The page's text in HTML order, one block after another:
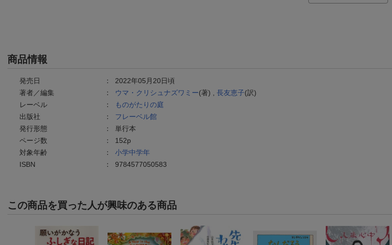
商品情報
発売日 ： 2022年05月20日頃
著者／編集
： ウマ・クリシュナズワミー(著) , 長友恵子(訳)
レーベル
：
ものがたりの庭
出版社
： フレーベル館
発行形態
： 単行本
ページ数
： 152p
対象年齢
： 小学中学年
ISBN
： 9784577050583
この商品を買った人が興味のある商品